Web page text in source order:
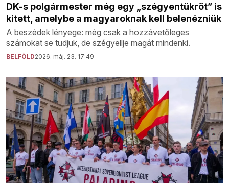
DK-s polgármester még egy „szégyentükröt” is
kitett, amelybe a magyaroknak kell belenézniük
A beszédek lényege: még csak a hozzávetőleges
számokat se tudjuk, de szégyellje magát mindenki.
BELFÖLD2026. máj. 23. 17:49